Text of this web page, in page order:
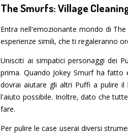
The Smurfs: Village
Entra nell'emozionante mondo di
esperienze simili, che ti regaleranno
Unisciti ai simpatici personaggi dei
prima. Quando Jokey Smurf ha
dovrai aiutare gli altri Puffi a pulire
l'aiuto possibile. Inoltre, dato che
fare.
Per pulire le case userai diversi